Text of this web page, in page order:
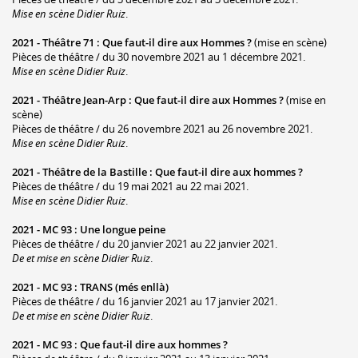
Mise en scène Didier Ruiz.
2021 -Théâtre 71 : Que faut-il dire aux Hommes ?(mise en scène)
Pièces de théâtre / du 30 novembre 2021 au 1 décembre 2021.
Mise en scène Didier Ruiz.
2021 -Théâtre Jean-Arp : Que faut-il dire aux Hommes ?(mise en
scène)
Pièces de théâtre / du 26 novembre 2021 au 26 novembre 2021.
Mise en scène Didier Ruiz.
2021 -Théâtre de la Bastille : Que faut-il dire aux hommes ?
Pièces de théâtre / du 19 mai 2021 au 22 mai 2021.
Mise en scène Didier Ruiz.
2021 - MC 93 : Une longue peine
Pièces de théâtre / du 20 janvier 2021 au 22 janvier 2021.
De et mise en scène Didier Ruiz.
2021 - MC 93 : TRANS (més enllà)
Pièces de théâtre / du 16 janvier 2021 au 17 janvier 2021.
De et mise en scène Didier Ruiz.
2021 - MC 93 : Que faut-il dire aux hommes ?